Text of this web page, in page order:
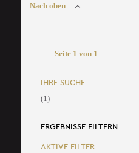
Nach oben
Seite 1 von 1
IHRE SUCHE
(1)
ERGEBNISSE FILTERN
AKTIVE FILTER